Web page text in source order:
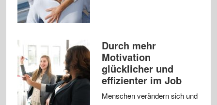
Durch mehr
Motivation
glücklicher und
effizienter im Job
Menschen verändern sich und